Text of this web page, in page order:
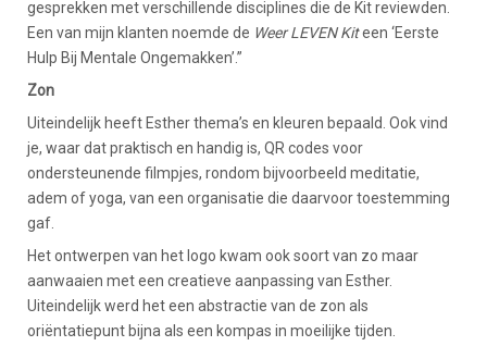
gesprekken met verschillende disciplines die de Kit reviewden.
Een van mijn klanten noemde de Weer LEVEN Kiteen ‘Eerste
Hulp Bij Mentale Ongemakken’.”
Zon
Uiteindelijk heeft Esther thema’s en kleuren bepaald. Ook vind
je, waar dat praktisch en handig is, QR codes voor
ondersteunende filmpjes, rondom bijvoorbeeld meditatie,
adem of yoga, van een organisatie die daarvoor toestemming
gaf.
Het ontwerpen van het logo kwam ook soort van zo maar
aanwaaien met een creatieve aanpassing van Esther.
Uiteindelijk werd het een abstractie van de zon als
oriëntatiepunt bijna als een kompas in moeilijke tijden.